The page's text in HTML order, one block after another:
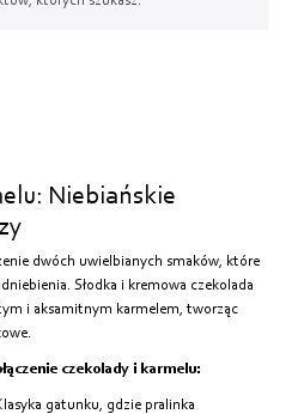
Niebiańskie
dwóch uwielbianych smaków, które
Słodka i kremowa czekolada
i aksamitnym karmelem, tworząc
czekolady i karmelu:
gatunku, gdzie pralinka